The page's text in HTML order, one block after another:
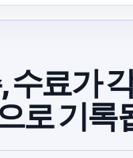
수료가
로 기록